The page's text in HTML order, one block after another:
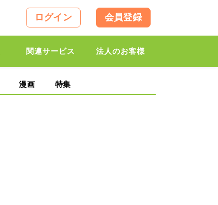
ログイン 会員登録
関連サービス 法人のお客様
漫画 特集